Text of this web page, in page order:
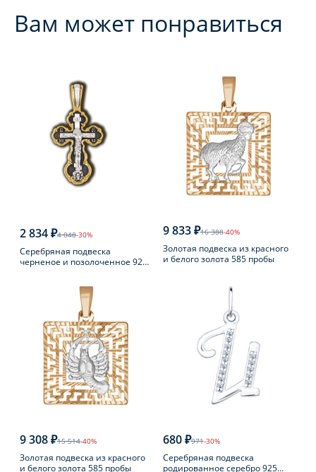
Вам может понравиться
2 834 ₽4 048-30%
Серебряная подвеска
черненое и позолоченное 925
9 833 ₽16 388-40%
Золотая подвеска из красного
и белого золота 585 пробы
9 308 ₽15 514-40%
Золотая подвеска из красного
и белого золота 585 пробы
680 ₽971-30%
Серебряная подвеска
родированное серебро 925